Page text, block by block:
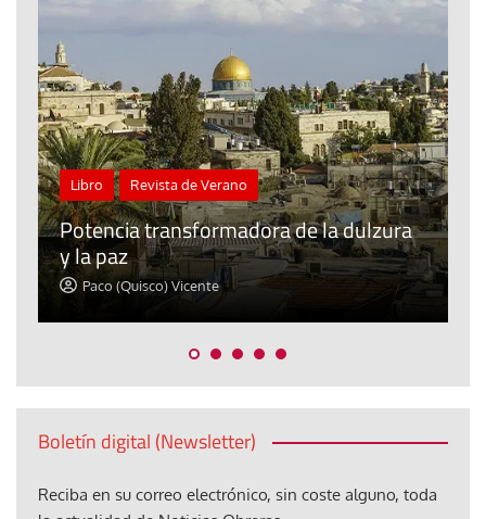
Tribuna
Ceuta: una pieza más en el tablero para
el iliberalismo que atenta contra las
democracias del mundo
David Alvarado
Boletín digital (Newsletter)
Reciba en su correo electrónico, sin coste alguno, toda